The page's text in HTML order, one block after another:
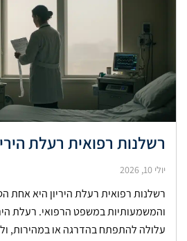
רשלנות רפואית רעלת
יולי 10, 2026
רשלנות רפואית רעלת היריון היא אחת
והמשמעותיות במשפט הרפואי. רעלת
עלולה להתפתח בהדרגה או במהירות,